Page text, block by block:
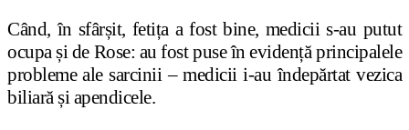
Când, în sfârșit, fetița a fost bine, medicii s-au putut
ocupa și de Rose: au fost puse în evidență principalele
probleme ale sarcinii – medicii i-au îndepărtat vezica
biliară și apendicele.